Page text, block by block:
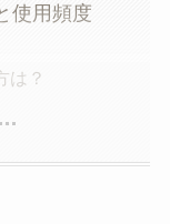
使用頻度
は？